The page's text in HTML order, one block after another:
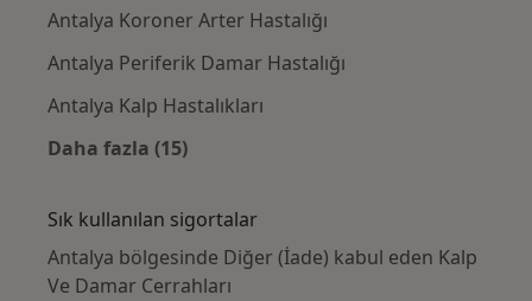
Antalya Koroner Arter Hastalığı
Antalya Periferik Damar Hastalığı
Antalya Kalp Hastalıkları
Daha fazla (15)
Sık kullanılan sigortalar
Antalya bölgesinde Diğer (İade) kabul eden Kalp
Ve Damar Cerrahları